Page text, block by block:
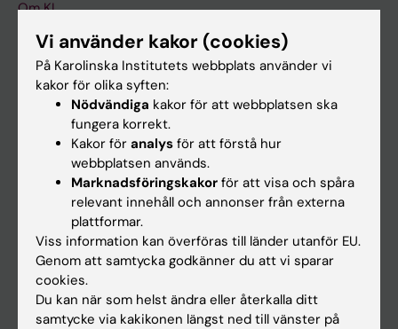
Om KI
På gång
Nyheter
Kalender
Schema
Studentmejlen
Kurs- och programwebbar
Vi använder kakor (cookies)
På Karolinska Institutets webbplats använder vi
kakor för olika syften:
Nödvändiga kakor för att webbplatsen ska
fungera korrekt.
Kakor för analys för att förstå hur
webbplatsen används.
Marknadsföringskakor för att visa och spåra
relevant innehåll och annonser från externa
plattformar.
Viss information kan överföras till länder utanför EU.
Genom att samtycka godkänner du att vi sparar
cookies.
Du kan när som helst ändra eller återkalla ditt
samtycke via kakikonen längst ned till vänster på